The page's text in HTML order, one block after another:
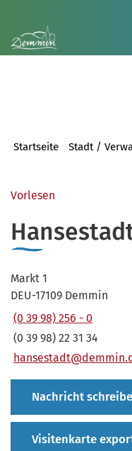
Startseite Stadt /
Vorlesen
Markt 1
DEU-17109 Demmin
(0 39 98) 256 - 0
(0 39 98) 22 31 34
Nachricht
Visitenkarte